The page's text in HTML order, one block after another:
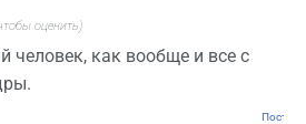
оценить)
человек, как вообще и все с